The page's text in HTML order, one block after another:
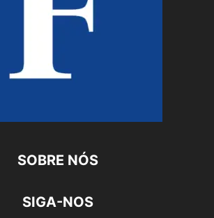
SOBRE NÓS
SIGA-NOS